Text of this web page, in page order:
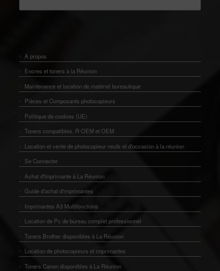
À propos
Encres et toners à la Réunion
Maintenance et location de matériel bureautique
Pièces et Composants photocopieurs
Politique de cookies (UE)
Toners compatibles, R-OEM et OEM
Location et vente de photocopieur neufs et d'occasion à la réunion
Se Connecter
Achat d'Imprimante à La Réunion
Guide d'achat d'imprimantes
Imprimantes A3 Multifonctions
Location de Pc de bureau complet professionnel
Toners Brother disponibles à La Réunion
Location de photocopieurs et imprimantes
Toners Canon disponibles à La Réunion